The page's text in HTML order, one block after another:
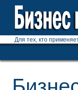
Для тех, кто